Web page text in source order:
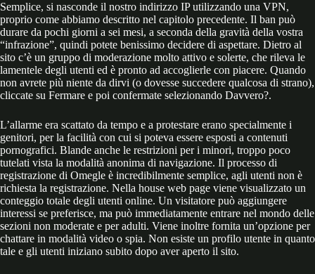
Semplice, si nasconde il nostro indirizzo IP utilizzando una VPN,
proprio come abbiamo descritto nel capitolo precedente. Il ban può
durare da pochi giorni a sei mesi, a seconda della gravità della vostra
“infrazione”, quindi potete benissimo decidere di aspettare. Dietro al
sito c’è un gruppo di moderazione molto attivo e solerte, che rileva le
lamentele degli utenti ed è pronto ad accoglierle con piacere. Quando
non avrete più niente da dirvi (o dovesse succedere qualcosa di strano),
cliccate su Fermare e poi confermate selezionando Davvero?.
L’allarme era scattato da tempo e a protestare erano specialmente i
genitori, per la facilità con cui si poteva essere esposti a contenuti
pornografici. Blande anche le restrizioni per i minori, troppo poco
tutelati vista la modalità anonima di navigazione. Il processo di
registrazione di Omegle è incredibilmente semplice, agli utenti non è
richiesta la registrazione. Nella house web page viene visualizzato un
conteggio totale degli utenti online. Un visitatore può aggiungere
interessi se preferisce, ma può immediatamente entrare nel mondo delle
sezioni non moderate e per adulti. Viene inoltre fornita un’opzione per
chattare in modalità video o spia. Non esiste un profilo utente in quanto
tale e gli utenti iniziano subito dopo aver aperto il sito.